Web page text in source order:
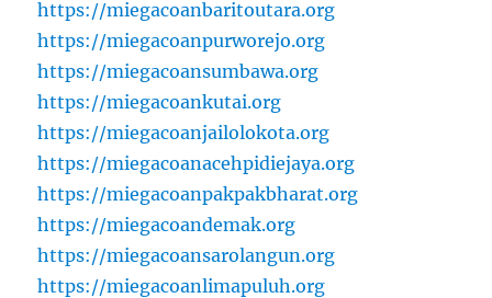
https://miegacoanbaritoutara.org
https://miegacoanpurworejo.org
https://miegacoansumbawa.org
https://miegacoankutai.org
https://miegacoanjailolokota.org
https://miegacoanacehpidiejaya.org
https://miegacoanpakpakbharat.org
https://miegacoandemak.org
https://miegacoansarolangun.org
https://miegacoanlimapuluh.org